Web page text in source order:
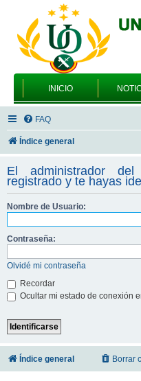
INICIO
FAQ
Índice general
El administrador
registrado y te hayas
Nombre de Usuario:
Contraseña:
Olvidé mi contraseña
Recordar
Ocultar mi estado de conexión
Índice general Borrar